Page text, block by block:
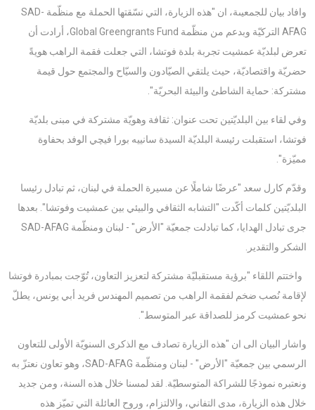
وافاد بيان للجمعيىة، ان "هذه الزيارة، التي نسّقتها الحملة مع منظّمة SAD-
AFAG التركيّة وبدعم من منظّمة Global Greengrants Fund، أرادت أن
تعرض لبلديّة عمشيت تجربة بلدة فوتشا، التي جعلت فقمة الراهب هويةً
حضريّة واقتصاديّة، حيث يلتقي الصيّادون والسيّاح والمجتمع حول قيمة
مشتركة: حماية الشاطئ والبيئة البحريّة".
وفي لقاء بين البلديّتين تحت عنوان: ثقافة وهويّة مشتركة في مبنى بلديّة
فوتشا، استقبلت رئيسة البلديّة السيدة سانييه بورا فيچي الوفد بحفاوة
مميّزة".
وقدّم كارل سعد "عرضًا شاملًا عن مسيرة الحملة في لبنان، ثم تبادل رئيسا
البلديّتين كلمات أكّدت "التشابه الثقافي والبيئي بين عمشيت وفوتشا". بعدها
جرى تبادل الهدايا، كما تبادلت جمعيّة "الأرض" - لبنان ومنظّمة SAD-AFAG
الشكر والتقدير.
واختتم اللقاء "برؤية مستقبليّة مشتركة لتعزيز التعاون، تُوّجت بمبادرة فوتشا
لإقامة نُصب ضخم لفقمة الراهب من تصميم المهندس فريد أبي يونس، يطلّ
نحو عمشيت كرمز للصداقة عبر المتوسط".
واشار البيان الى ان "هذه الزيارة تصادف مع الذكرى السنويّة الأولى للتعاون
الرسمي بين جمعيّة "الأرض" - لبنان ومنظّمة SAD-AFAG، وهو تعاون نعتزّ به
ونعتبره نموذجًا للشراكة المتوسطيّة. لقد لمسنا خلال هذه السنة، ومن جديد
خلال هذه الزيارة، مدى التفاني، والالتزام، وروح العائلة التي تميّز هذه